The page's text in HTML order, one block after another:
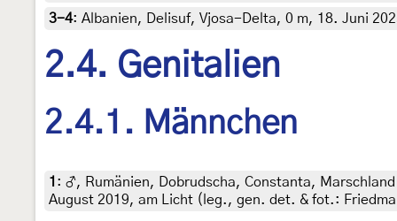
3-4: Albanien, Delisuf, Vjosa-Delta, 0 m, 18. Juni
2.4. Genitalien
2.4.1. Männchen
1 : ♂, Rumänien, Dobrudscha, Constanta,
August 2019, am Licht (leg., gen. det. & fot.: